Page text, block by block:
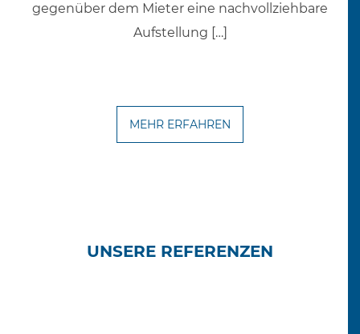
gegenüber dem Mieter eine nachvollziehbare
Aufstellung […]
MEHR ERFAHREN
UNSERE REFERENZEN